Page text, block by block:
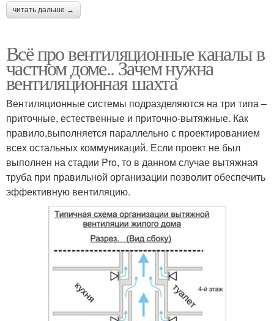
читать дальше →
Всё про вентиляционные каналы в
частном доме.. Зачем нужна
вентиляционная шахта
Вентиляционные системы подразделяются на три типа –
приточные, естественные и приточно-вытяжные. Как
правило,выполняется параллельно с проектированием
всех остальных коммуникаций. Если проект не был
выполнен на стадии Pro, то в данном случае вытяжная
труба при правильной организации позволит обеспечить
эффективную вентиляцию.